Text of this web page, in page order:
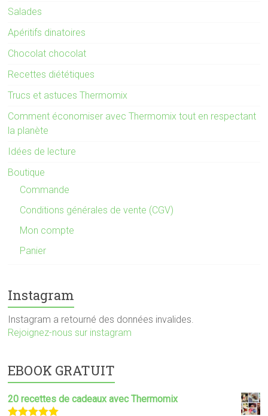
Salades
Apéritifs dinatoires
Chocolat chocolat
Recettes diététiques
Trucs et astuces Thermomix
Comment économiser avec Thermomix tout en respectant
la planète
Idées de lecture
Boutique
Commande
Conditions générales de vente (CGV)
Mon compte
Panier
Instagram
Instagram a retourné des données invalides.
Rejoignez-nous sur instagram
EBOOK GRATUIT
20 recettes de cadeaux avec Thermomix